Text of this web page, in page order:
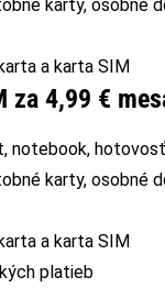
karty, osobné
a karta SIM
za 4,99 €
notebook,
karty, osobné
a karta SIM
platieb